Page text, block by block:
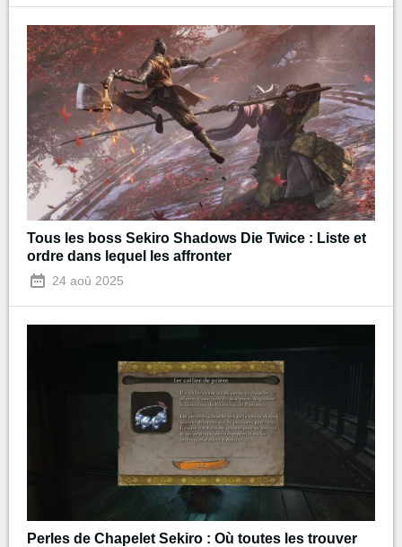
Tous les boss Sekiro Shadows Die Twice : Liste et
ordre dans lequel les affronter
24 aoû 2025
Perles de Chapelet Sekiro : Où toutes les trouver